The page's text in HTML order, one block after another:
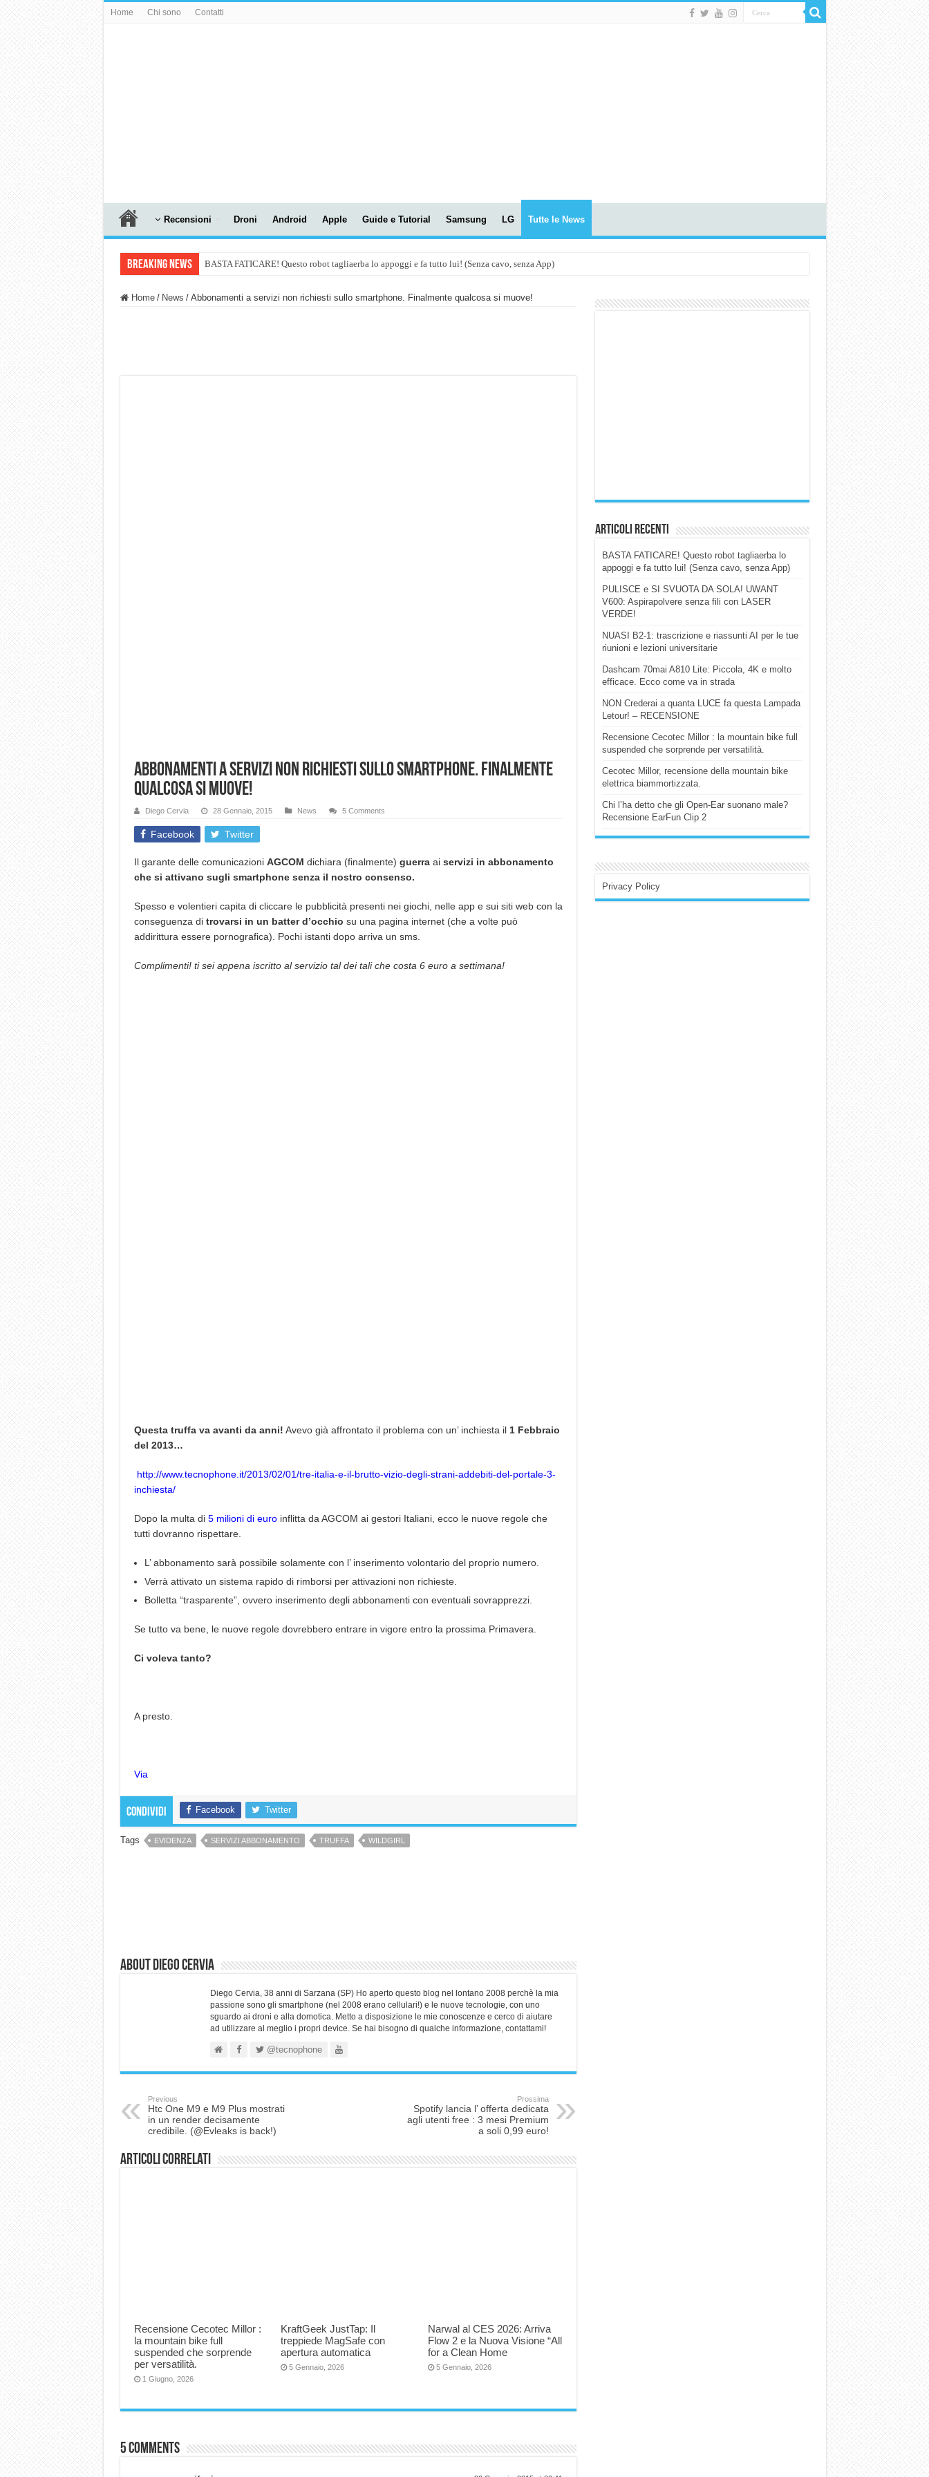
Home Chi sono Contatti
Recensioni Droni Android Apple Guide e Tutorial Samsung LG Tutte le News
Breaking News BASTA FATICARE! Questo robot tagliaerba lo appoggi e fa tutto lui! (Senza cavo, senza App)
Home / News / Abbonamenti a servizi non richiesti sullo smartphone. Finalmente qualcosa si muove!
Abbonamenti a servizi non richiesti sullo smartphone. Finalmente
qualcosa si muove!
Diego Cervia 28 Gennaio, 2015 News 5 Comments
Facebook Twitter
Il garante delle comunicazioni AGCOM dichiara (finalmente) guerraai servizi in abbonamento
che si attivano sugli smartphone senza il nostro consenso.
Spesso e volentieri capita di cliccare le pubblicità presenti nei giochi, nelle app e sui siti web con la
conseguenza ditrovarsi in un batter d’occhio su una pagina internet (che a volte può
addirittura essere pornografica). Pochi istanti dopo arriva un sms.
Complimenti! ti sei appena iscritto al servizio tal dei tali che costa 6 euro a settimana!
Questa truffa va avanti da anni! Avevo già affrontato il problema con un’ inchiesta il 1 Febbraio
del 2013…
http://www.tecnophone.it/2013/02/01/tre-italia-e-il-brutto-vizio-degli-strani-addebiti-del-portale-3-
inchiesta/
Dopo la multa di 5 milioni di euroinflitta da AGCOM ai gestori Italiani, ecco le nuove regole che
tutti dovranno rispettare.
L’ abbonamento sarà possibile solamente con l’ inserimento volontario del proprio numero.
Verrà attivato un sistema rapido di rimborsi per attivazioni non richieste.
Bolletta “trasparente”, ovvero inserimento degli abbonamenti con eventuali sovrapprezzi.
Se tutto va bene, le nuove regole dovrebbero entrare in vigore entro la prossima Primavera.
Ci voleva tanto?
A presto.
Via
Condividi Facebook Twitter
Tags EVIDENZA SERVIZI ABBONAMENTO TRUFFA WILDGIRL
About Diego Cervia
Diego Cervia, 38 anni di Sarzana (SP) Ho aperto questo blog nel lontano 2008 perchè la mia
passione sono gli smartphone (nel 2008 erano cellulari!) e le nuove tecnologie, con uno
sguardo ai droni e alla domotica. Metto a disposizione le mie conoscenze e cerco di aiutare
ad utilizzare al meglio i propri device. Se hai bisogno di qualche informazione, contattami!
@tecnophone
Previous
Htc One M9 e M9 Plus mostrati
in un render decisamente
credibile. (@Evleaks is back!)
Prossima
Spotify lancia l’ offerta dedicata
agli utenti free : 3 mesi Premium
a soli 0,99 euro!
Articoli correlati
Recensione Cecotec Millor :
la mountain bike full
suspended che sorprende
per versatilità.
1 Giugno, 2026
KraftGeek JustTap: Il
treppiede MagSafe con
apertura automatica
5 Gennaio, 2026
Narwal al CES 2026: Arriva
Flow 2 e la Nuova Visione “All
for a Clean Home
5 Gennaio, 2026
5 comments
Articoli Recenti
BASTA FATICARE! Questo robot tagliaerba lo
appoggi e fa tutto lui! (Senza cavo, senza App)
PULISCE e SI SVUOTA DA SOLA! UWANT
V600: Aspirapolvere senza fili con LASER
VERDE!
NUASI B2-1: trascrizione e riassunti AI per le tue
riunioni e lezioni universitarie
Dashcam 70mai A810 Lite: Piccola, 4K e molto
efficace. Ecco come va in strada
NON Crederai a quanta LUCE fa questa Lampada
Letour! – RECENSIONE
Recensione Cecotec Millor : la mountain bike full
suspended che sorprende per versatilità.
Cecotec Millor, recensione della mountain bike
elettrica biammortizzata.
Chi l’ha detto che gli Open-Ear suonano male?
Recensione EarFun Clip 2
Privacy Policy